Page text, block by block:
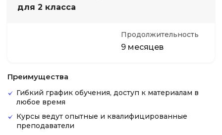
для 2 класса
Продолжительность
9 месяцев
Преимущества
Гибкий график обучения, доступ к материалам в
любое время
Курсы ведут опытные и квалифицированные
преподаватели